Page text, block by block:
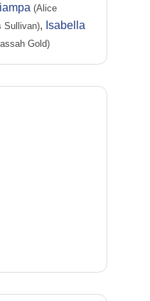
(Alice
Sullivan), Isabella
Gold)